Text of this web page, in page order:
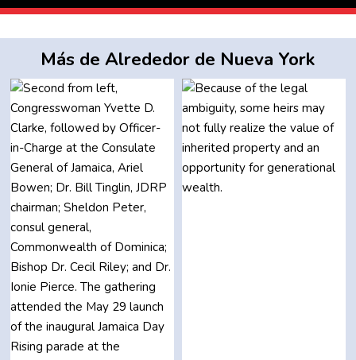
Más de Alrededor de Nueva York